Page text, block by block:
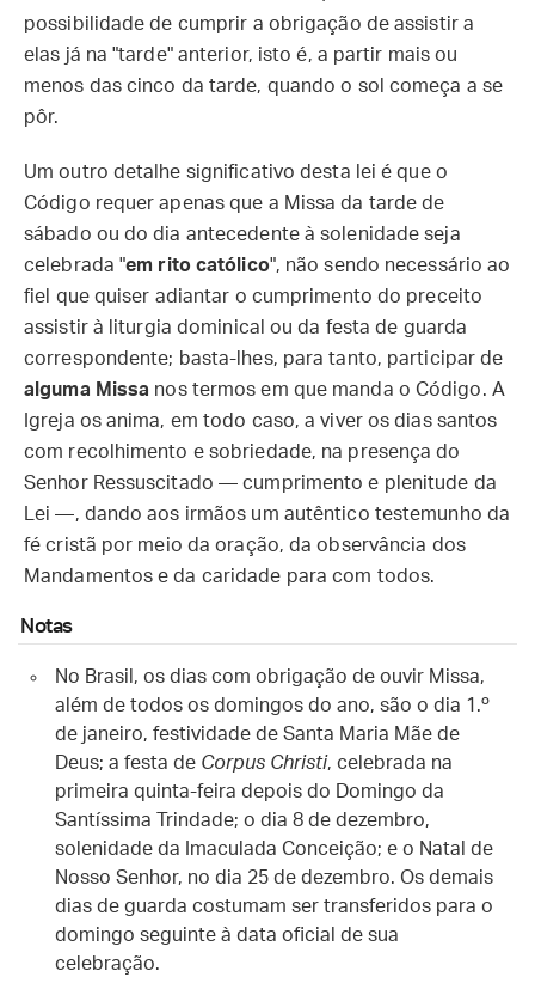
possibilidade de cumprir a obrigação de assistir a
elas já na "tarde" anterior, isto é, a partir mais ou
menos das cinco da tarde, quando o sol começa a se
pôr.
Um outro detalhe significativo desta lei é que o
Código requer apenas que a Missa da tarde de
sábado ou do dia antecedente à solenidade seja
celebrada "em rito católico", não sendo necessário ao
fiel que quiser adiantar o cumprimento do preceito
assistir à liturgia dominical ou da festa de guarda
correspondente; basta-lhes, para tanto, participar de
alguma Missa nos termos em que manda o Código. A
Igreja os anima, em todo caso, a viver os dias santos
com recolhimento e sobriedade, na presença do
Senhor Ressuscitado — cumprimento e plenitude da
Lei —, dando aos irmãos um autêntico testemunho da
fé cristã por meio da oração, da observância dos
Mandamentos e da caridade para com todos.
Notas
No Brasil, os dias com obrigação de ouvir Missa,
além de todos os domingos do ano, são o dia 1.º
de janeiro, festividade de Santa Maria Mãe de
Deus; a festa de Corpus Christi, celebrada na
primeira quinta-feira depois do Domingo da
Santíssima Trindade; o dia 8 de dezembro,
solenidade da Imaculada Conceição; e o Natal de
Nosso Senhor, no dia 25 de dezembro. Os demais
dias de guarda costumam ser transferidos para o
domingo seguinte à data oficial de sua
celebração.